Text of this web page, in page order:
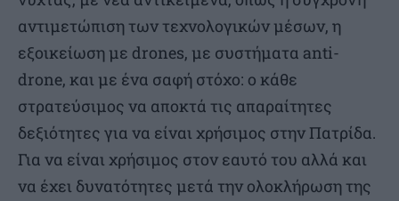
αντιμετώπιση των τεχνολογικών μέσων, η
εξοικείωση με drones, με συστήματα anti-
drone, και με ένα σαφή στόχο: ο κάθε
στρατεύσιμος να αποκτά τις απαραίτητες
δεξιότητες για να είναι χρήσιμος στην Πατρίδα.
Για να είναι χρήσιμος στον εαυτό του αλλά και
να έχει δυνατότητες μετά την ολοκλήρωση της